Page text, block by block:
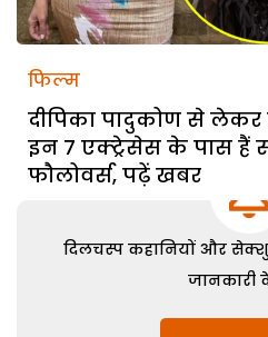
फिल्म
दीपिका पादुकोण से लेकर
इन 7 एक्ट्रेसेस के पास हैं
फौलोवर्स, पढ़ें खबर
दिलचस्प कहानियों और
जानकारी